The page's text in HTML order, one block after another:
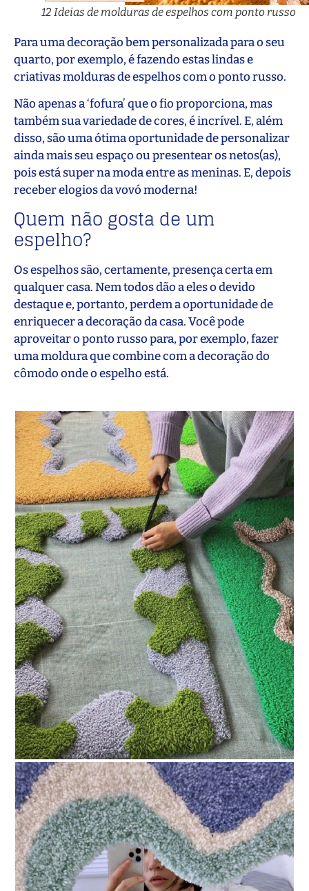
12 Ideias de molduras de espelhos com ponto russo
Para uma decoração bem personalizada para o seu
quarto, por exemplo, é fazendo estas lindas e
criativas molduras de espelhos com o ponto russo.
Não apenas a ‘fofura’ que o fio proporciona, mas
também sua variedade de cores, é incrível. E, além
disso, são uma ótima oportunidade de personalizar
ainda mais seu espaço ou presentear os netos(as),
pois está super na moda entre as meninas. E, depois
receber elogios da vovó moderna!
Quem não gosta de um
espelho?
Os espelhos são, certamente, presença certa em
qualquer casa. Nem todos dão a eles o devido
destaque e, portanto, perdem a oportunidade de
enriquecer a decoração da casa. Você pode
aproveitar o ponto russo para, por exemplo, fazer
uma moldura que combine com a decoração do
cômodo onde o espelho está.